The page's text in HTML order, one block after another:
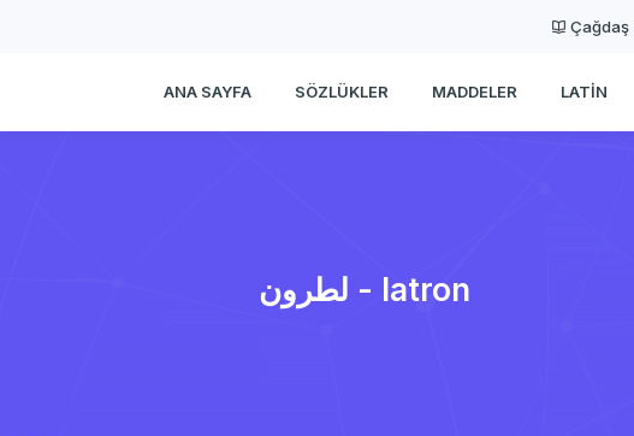
Çağdaş
ANA SAYFA SÖZLÜKLER MADDELER LATIN
لطرون - latron